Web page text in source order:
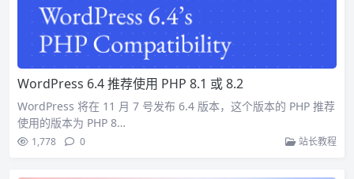
WordPress 6.4 推荐使用 PHP 8.1 或 8.2
WordPress 将在 11 月 7 号发布 6.4 版本，这个版本的 PHP 推荐
使用的版本为 PHP 8…
1,778 0 站长教程